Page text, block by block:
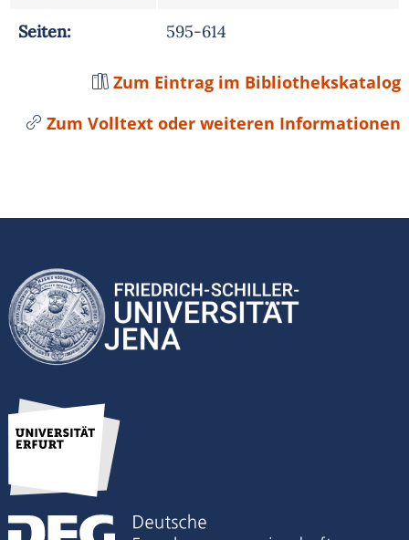
Seiten: 595-614
Zum Eintrag im Bibliothekskatalog
Zum Volltext oder weiteren Informationen